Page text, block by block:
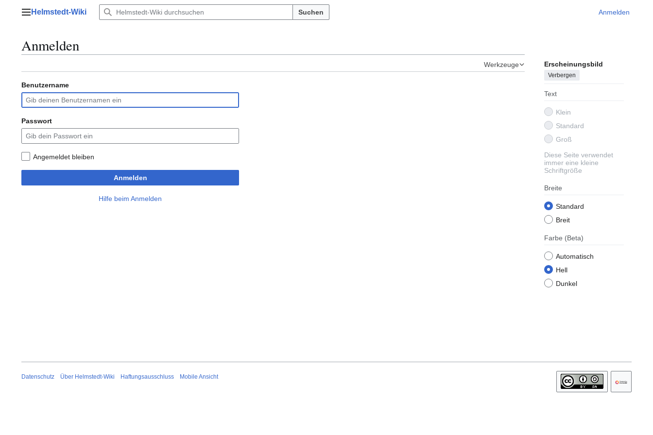
Hauptmenü
Helmstedt-Wiki Suchen Anmelden
Anmelden
Werkzeuge Erscheinungsbild
Verbergen
Text
Klein
Standard
Groß
Diese Seite verwendet
immer eine kleine
Schriftgröße
Breite
Standard
Breit
Farbe (Beta)
Automatisch
Hell
Dunkel
Benutzername
Passwort
Angemeldet bleiben
Anmelden
Hilfe beim Anmelden
Datenschutz Über Helmstedt-Wiki Haftungsausschluss Mobile Ansicht